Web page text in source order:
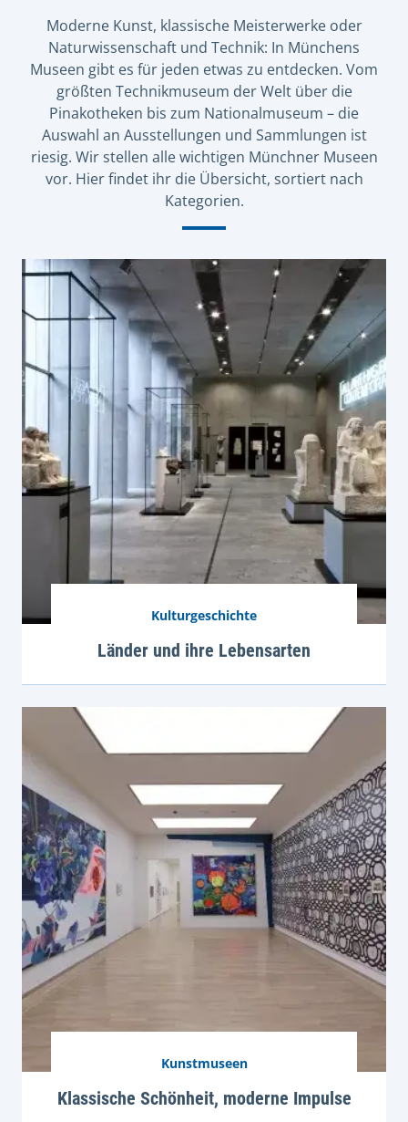
Moderne Kunst, klassische Meisterwerke oder
Naturwissenschaft und Technik: In Münchens
Museen gibt es für jeden etwas zu entdecken. Vom
größten Technikmuseum der Welt über die
Pinakotheken bis zum Nationalmuseum – die
Auswahl an Ausstellungen und Sammlungen ist
riesig. Wir stellen alle wichtigen Münchner Museen
vor. Hier findet ihr die Übersicht, sortiert nach
Kategorien.
Kulturgeschichte
Länder und ihre Lebensarten
Kunstmuseen
Klassische Schönheit, moderne Impulse